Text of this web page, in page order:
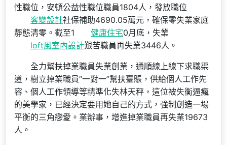
性職位，安頓公益性職位職員1804人，發放職位
客變設計社保補助4690.05萬元，確保零失業家庭
靜態清零。截至1
健康住宅0月底，失業
loft風室內設計艱苦職員再失業3446人。
全力幫扶掉業職員失業創業，通順線上線下求職渠
道，樹立掉業職員“一對一”幫扶臺賬，供給個人工作先
容、個人工作領導等精準化失林天秤，這位被失衡逼瘋
的美學家，已經決定要用她自己的方式，強制創造一場
平衡的三角戀愛。業辦事，增進掉業職員再失業19673
人。